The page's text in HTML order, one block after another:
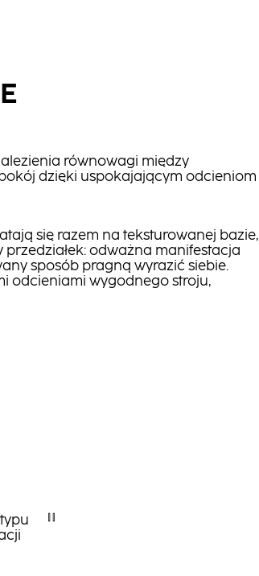
równowagi między
dzięki uspokajającym odcieniom
się razem na teksturowanej bazie,
odważna manifestacja
sposób pragną wyrazić siebie.
odcieniami wygodnego stroju,